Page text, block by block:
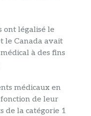
ont légalisé le
le Canada avait
à des fins
médicaux en
de leur
de la catégorie 1